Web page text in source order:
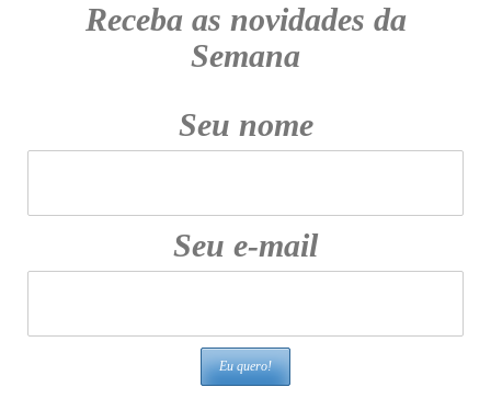
Receba as novidades da
Semana
Seu nome
Seu e-mail